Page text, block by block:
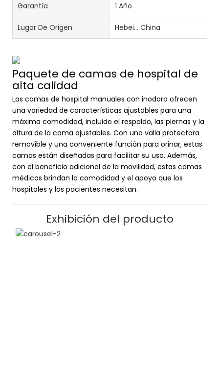
Garantía 1 Año
Lugar De Origen Hebei... China
Paquete de camas de hospital de
alta calidad
Las camas de hospital manuales con inodoro ofrecen
una variedad de características ajustables para una
máxima comodidad, incluido el respaldo, las piernas y la
altura de la cama ajustables. Con una valla protectora
removible y una conveniente función para orinar, estas
camas están diseñadas para facilitar su uso. Además,
con el beneficio adicional de la movilidad, estas camas
médicas brindan la comodidad y el apoyo que los
hospitales y los pacientes necesitan.
Exhibición del producto